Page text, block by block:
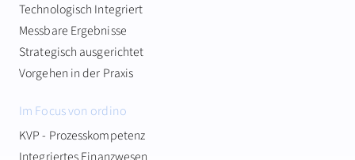
Technologisch Integriert
Messbare Ergebnisse
Strategisch ausgerichtet
Vorgehen in der Praxis
Im Focus von ordino
KVP - Prozesskompetenz